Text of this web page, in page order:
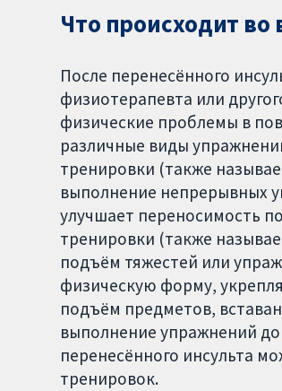
Что происходит во
После перенесённого
физиотерапевта или
физические проблемы в
различные виды
тренировки (также
выполнение непрерывных
улучшает переносимость
тренировки (также
подъём тяжестей или
физическую форму,
подъём предметов,
выполнение упражнений
перенесённого инсульта
тренировок.